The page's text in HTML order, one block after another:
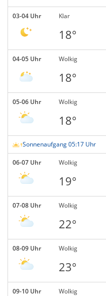
03-04 Uhr Klar
18°
04-05 Uhr Wolkig
18°
05-06 Uhr Wolkig
18°
Sonnenaufgang 05:17 Uhr
06-07 Uhr Wolkig
19°
07-08 Uhr Wolkig
22°
08-09 Uhr Wolkig
23°
09-10 Uhr Wolkig